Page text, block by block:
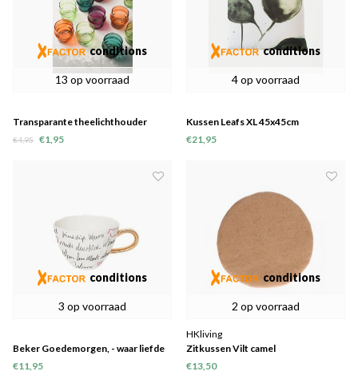
13 op voorraad
conditions
Transparante theelichthouder
€4,95 €1,95
4 op voorraad
conditions
Kussen Leafs XL 45x45cm
€21,95
3 op voorraad
conditions
Beker Goedemorgen, - waar liefde
samenkomt-
€11,95
2 op voorraad
conditions
HKliving
Zitkussen Vilt camel
€13,50